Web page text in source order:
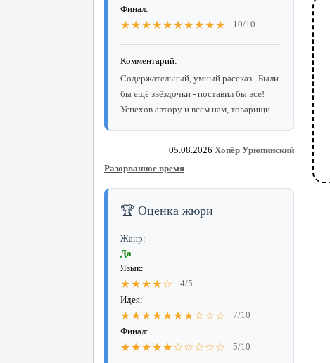
Финал:
★★★★★★★★★★ 10/10
Комментарий:
Содержательный, умный рассказ...Были
бы ещё звёздочки - поставил бы все!
Успехов автору и всем нам, товарищи.
05.08.2026 Хопёр Урюпинский
Разорванное время
🏆 Оценка жюри
Жанр:
Да
Язык:
★★★★☆
4/5
Идея:
★★★★★★★☆☆☆
7/10
Финал:
★★★★★☆☆☆☆☆ 5/10